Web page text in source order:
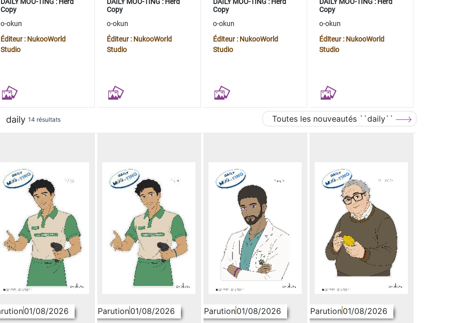
Copy
o-okun
Éditeur : NukooWorld
Studio
Copy
o-okun
Éditeur : NukooWorld
Studio
Copy
o-okun
Éditeur : NukooWorld
Studio
Copy
o-okun
Éditeur : NukooWorld
Studio
daily 14 résultats Toutes les nouveautés ``daily``
01/08/2026 Parution01/08/2026 Parution01/08/2026 Parution01/08/2026